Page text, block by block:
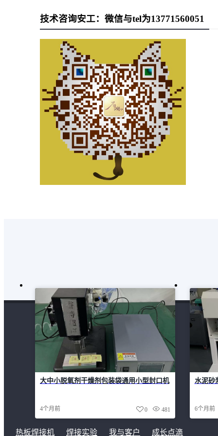
技术咨询安工：微信与tel为13771560051
大中小脱氧剂干燥剂包装袋通用小型封口机
4个月前 481
0
水泥砂
6个月前
热板焊接机 焊接实验 我与客户 成长点滴